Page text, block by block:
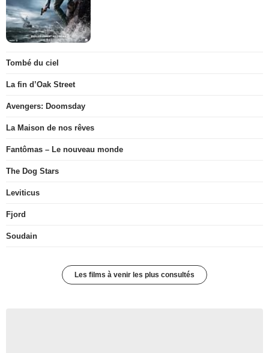
Tombé du ciel
La fin d’Oak Street
Avengers: Doomsday
La Maison de nos rêves
Fantômas – Le nouveau monde
The Dog Stars
Leviticus
Fjord
Soudain
Les films à venir les plus consultés